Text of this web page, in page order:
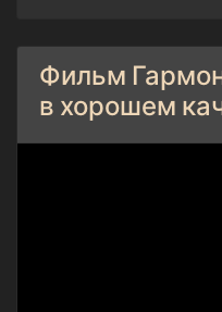
Фильм
в хорошем